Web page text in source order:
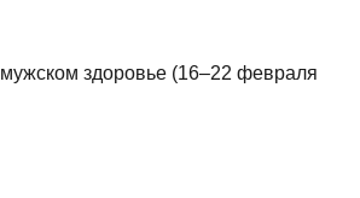
здоровье (16–22 февраля